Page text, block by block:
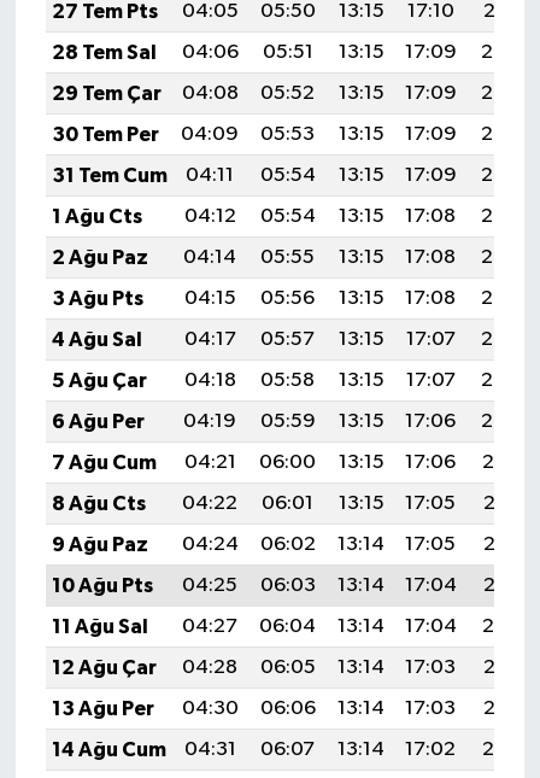
27 Tem Pts
04:05 05:50 13:15 17:10
20:31
28 Tem Sal
04:06 05:51 13:15 17:09
20:30
29 Tem Çar
04:08 05:52 13:15 17:09
20:29
30 Tem Per
04:09 05:53 13:15 17:09
20:28
31 Tem Cum
04:11 05:54 13:15 17:09
20:27
1 Ağu Cts
04:12 05:54 13:15 17:08
20:26
2 Ağu Paz
04:14 05:55 13:15 17:08
20:25
3 Ağu Pts
04:15 05:56 13:15 17:08
20:24
4 Ağu Sal
04:17 05:57 13:15 17:07
20:23
5 Ağu Çar
04:18 05:58 13:15 17:07
20:22
6 Ağu Per
04:19 05:59 13:15 17:06
20:20
7 Ağu Cum
04:21 06:00 13:15 17:06
20:19
8 Ağu Cts
04:22 06:01 13:15 17:05
20:18
9 Ağu Paz
04:24 06:02 13:14 17:05
20:17
10 Ağu Pts
04:25 06:03 13:14 17:04
20:16
11 Ağu Sal
04:27 06:04 13:14 17:04
20:14
12 Ağu Çar
04:28 06:05 13:14 17:03
20:13
13 Ağu Per
04:30 06:06 13:14 17:03
20:12
14 Ağu Cum
04:31 06:07 13:14 17:02
20:10